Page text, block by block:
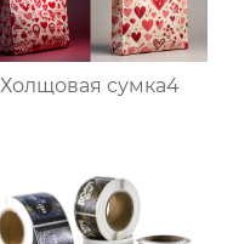
Холщовая сумка4